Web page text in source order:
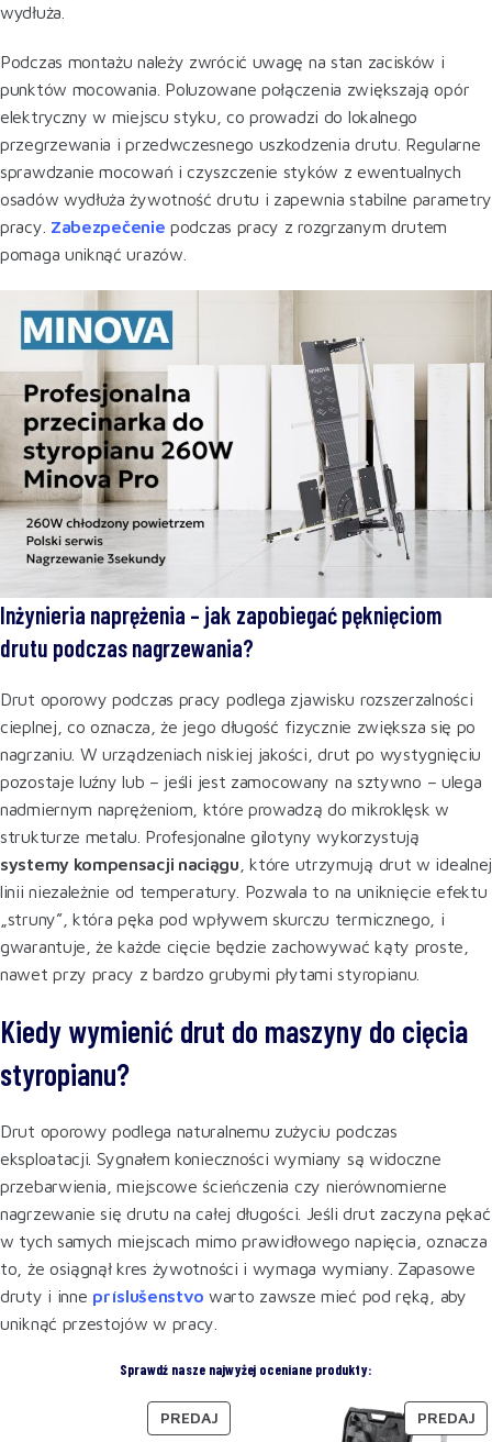
wydłuża.
Podczas montażu należy zwrócić uwagę na stan zacisków i
punktów mocowania. Poluzowane połączenia zwiększają opór
elektryczny w miejscu styku, co prowadzi do lokalnego
przegrzewania i przedwczesnego uszkodzenia drutu. Regularne
sprawdzanie mocowań i czyszczenie styków z ewentualnych
osadów wydłuża żywotność drutu i zapewnia stabilne parametry
pracy. Zabezpečenie podczas pracy z rozgrzanym drutem
pomaga uniknąć urazów.
Inżynieria naprężenia – jak zapobiegać pęknięciom
drutu podczas nagrzewania?
Drut oporowy podczas pracy podlega zjawisku rozszerzalności
cieplnej, co oznacza, że jego długość fizycznie zwiększa się po
nagrzaniu. W urządzeniach niskiej jakości, drut po wystygnięciu
pozostaje luźny lub – jeśli jest zamocowany na sztywno – ulega
nadmiernym naprężeniom, które prowadzą do mikroklęsk w
strukturze metalu. Profesjonalne gilotyny wykorzystują
systemy kompensacji naciągu , które utrzymują drut w idealnej
linii niezależnie od temperatury. Pozwala to na uniknięcie efektu
„struny”, która pęka pod wpływem skurczu termicznego, i
gwarantuje, że każde cięcie będzie zachowywać kąty proste,
nawet przy pracy z bardzo grubymi płytami styropianu.
Kiedy wymienić drut do maszyny do cięcia
styropianu?
Drut oporowy podlega naturalnemu zużyciu podczas
eksploatacji. Sygnałem konieczności wymiany są widoczne
przebarwienia, miejscowe ścieńczenia czy nierównomierne
nagrzewanie się drutu na całej długości. Jeśli drut zaczyna pękać
w tych samych miejscach mimo prawidłowego napięcia, oznacza
to, że osiągnął kres żywotności i wymaga wymiany. Zapasowe
druty i inne príslušenstvo warto zawsze mieć pod ręką, aby
uniknąć przestojów w pracy.
Sprawdź nasze najwyżej oceniane produkty:
PREDAJ PREDAJ